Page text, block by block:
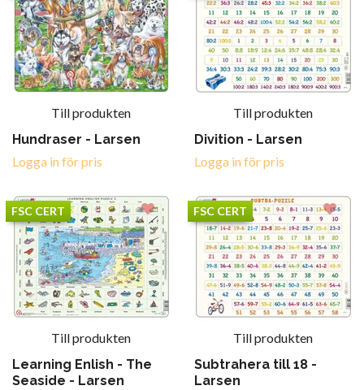
Till produkten
Hundraser - Larsen
Logga in för pris
Till produkten
Divition - Larsen
Logga in för pris
FSC CERT
Till produkten
Learning Enlish - The
Seaside - Larsen
FSC CERT
Till produkten
Subtrahera till 18 -
Larsen